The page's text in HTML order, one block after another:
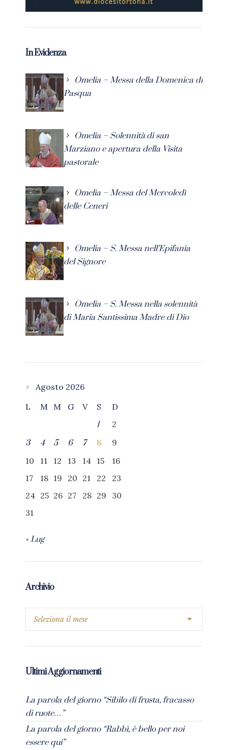
In Evidenza
Omelia – Messa della Domenica di
Pasqua
Omelia – Solennità di san
Marziano e apertura della Visita
pastorale
Omelia – Messa del Mercoledì
delle Ceneri
Omelia – S. Messa nell’Epifania
del Signore
Omelia – S. Messa nella solennità
di Maria Santissima Madre di Dio
Agosto 2026
L
M M G V S
D
1
2
3
4 5 6 7 8
9
10
11 12 13 14 15
16
17
18 19 20 21 22
23
24 25 26 27 28 29
30
31
« Lug
Archivio
Ultimi Aggiornamenti
La parola del giorno “Sibilo di frusta, fracasso
di ruote…”
La parola del giorno “Rabbì, è bello per noi
essere qui”